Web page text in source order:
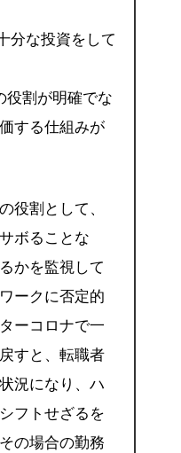
分な投資をして
役割が明確でな
する仕組みが
役割として、
ボることな
かを監視して
ークに否定的
ーコロナで一
すと、転職者
況になり、ハ
フトせざるを
の場合の勤務